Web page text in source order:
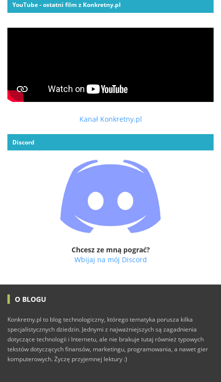
YouTube - ostatni film z Konkretny.pl
Kanał Konkretny.pl
Discord
Chcesz ze mną pograć?
Wbijaj na mój Discord
O BLOGU
Konkretny.pl to blog technologiczny, którego tematyka porusza kilka
specjalistycznych dziedzin. Jednymi z najważniejszych są zagadnienia
dotyczące technologii i Internetu, ale nie brakuje tutaj również typowych
tekstów dotyczących finansów, marketingu, programowania, a nawet gier
komputerowych. Życzę przyjemnej lektury :)